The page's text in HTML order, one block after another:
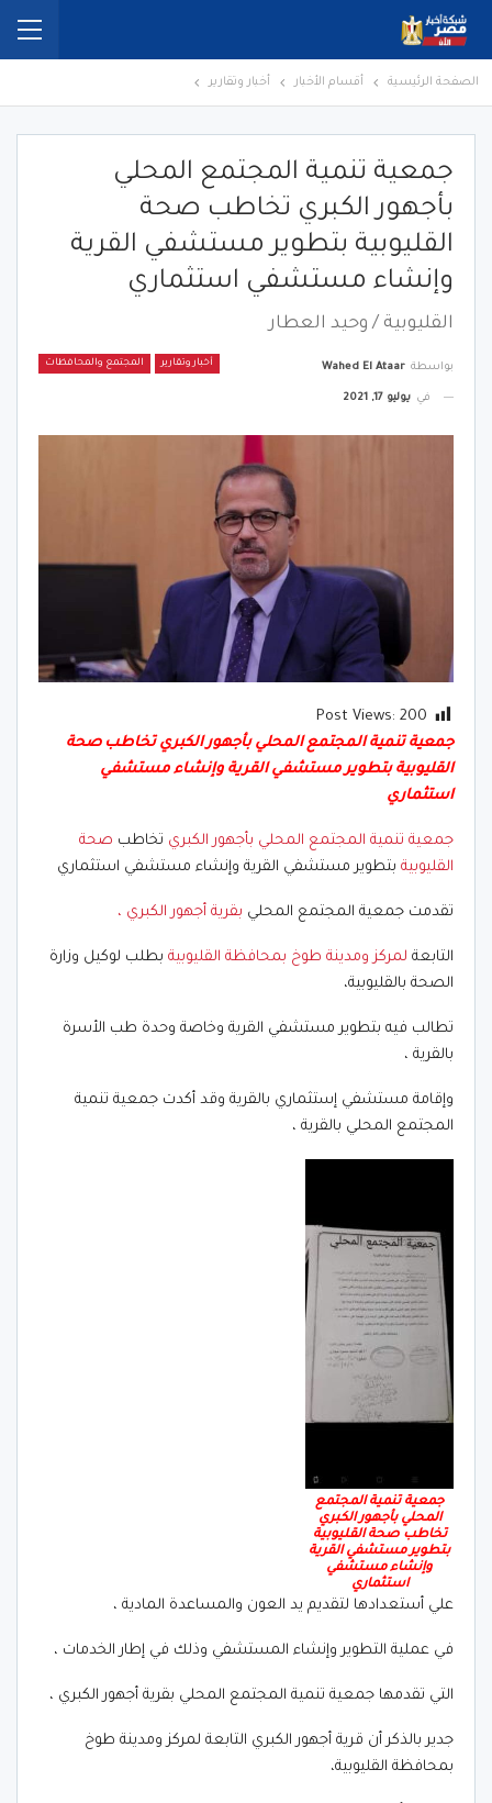
الصفحة الرئيسية أقسام الأخبار أخبار وتقارير
جمعية تنمية المجتمع المحلي
بأجهور الكبري تخاطب صحة
القليوبية بتطوير مستشفي القرية
وإنشاء مستشفي استثماري
القليوبية / وحيد العطار
أخبار وتقارير المجتمع والمحافظات بواسطة Wahed El Ataar
في يوليو 17, 2021
Post Views: 200
جمعية تنمية المجتمع المحلي بأجهور الكبري تخاطب صحة
القليوبية بتطوير مستشفي القرية وإنشاء مستشفي
استثماري
جمعية تنمية المجتمع المحلي بأجهور الكبري تخاطب صحة
القليوبية بتطوير مستشفي القرية وإنشاء مستشفي استثماري
تقدمت جمعية المجتمع المحلي بقرية أجهور الكبري ،
التابعة لمركز ومدينة طوخ بمحافظة القليوبية بطلب لوكيل وزارة
الصحة بالقليوبية،
تطالب فيه بتطوير مستشفي القرية وخاصة وحدة طب الأسرة
بالقرية ،
وإقامة مستشفي إستثماري بالقرية وقد أكدت جمعية تنمية
المجتمع المحلي بالقرية ،
جمعية تنمية المجتمع
المحلي بأجهور الكبري
تخاطب صحة القليوبية
بتطوير مستشفي القرية
وإنشاء مستشفي
استثماري
علي أستعدادها لتقديم يد العون والمساعدة المادية ،
في عملية التطوير وإنشاء المستشفي وذلك في إطار الخدمات ،
التي تقدمها جمعية تنمية المجتمع المحلي بقرية أجهور الكبري ،
جدير بالذكر أن قرية أجهور الكبري التابعة لمركز ومدينة طوخ
بمحافظة القليوبية،